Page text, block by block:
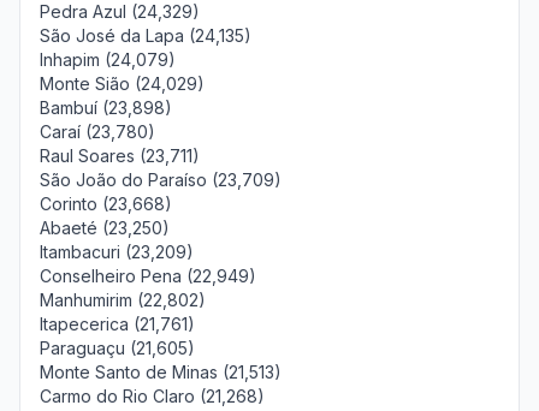
Pedra Azul (24,329)
São José da Lapa (24,135)
Inhapim (24,079)
Monte Sião (24,029)
Bambuí (23,898)
Caraí (23,780)
Raul Soares (23,711)
São João do Paraíso (23,709)
Corinto (23,668)
Abaeté (23,250)
Itambacuri (23,209)
Conselheiro Pena (22,949)
Manhumirim (22,802)
Itapecerica (21,761)
Paraguaçu (21,605)
Monte Santo de Minas (21,513)
Carmo do Rio Claro (21,268)